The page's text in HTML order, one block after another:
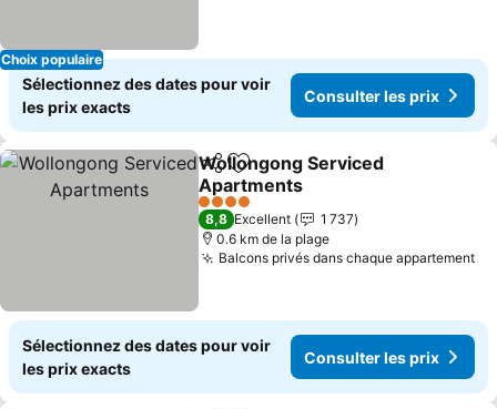
Choix populaire
Sélectionnez des dates pour voir
les prix exacts
Consulter les prix
PartagerAjouter à mes favoris
Wollongong Serviced
Apartments
4 Étoiles
8,8 Excellent
1 737
0.6 km de la plage
Balcons privés dans chaque appartement
Sélectionnez des dates pour voir
les prix exacts
Consulter les prix